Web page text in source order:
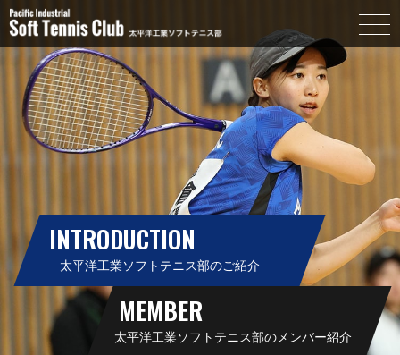
INTRODUCTION
太平洋工業ソフトテニス部のご紹介
MEMBER
太平洋工業ソフトテニス部のメンバー紹介